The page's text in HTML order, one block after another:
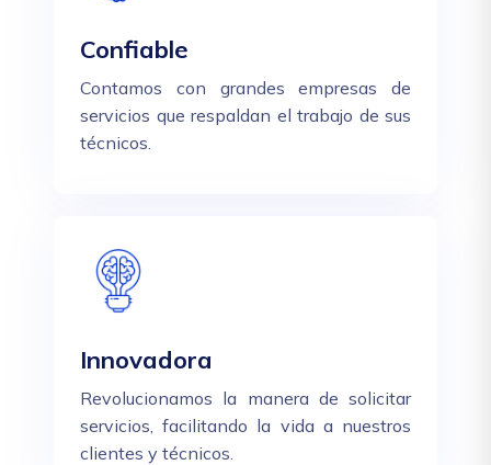
Confiable
Contamos con grandes empresas de
servicios que respaldan el trabajo de sus
técnicos.
Innovadora
Revolucionamos la manera de solicitar
servicios, facilitando la vida a nuestros
clientes y técnicos.